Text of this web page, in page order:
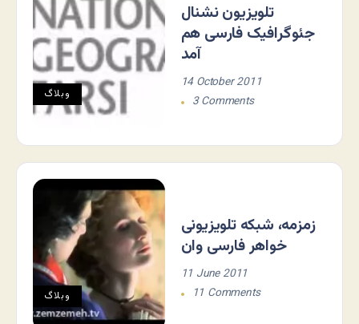
وبلاگ
تلویزیون نشنال
جئوگرافیک فارسی هم
آمد
14 October 2011
3 Comments
وبلاگ
زمزمه، شبکه تلویزیونی
خواهر فارسی وان
11 June 2011
11 Comments